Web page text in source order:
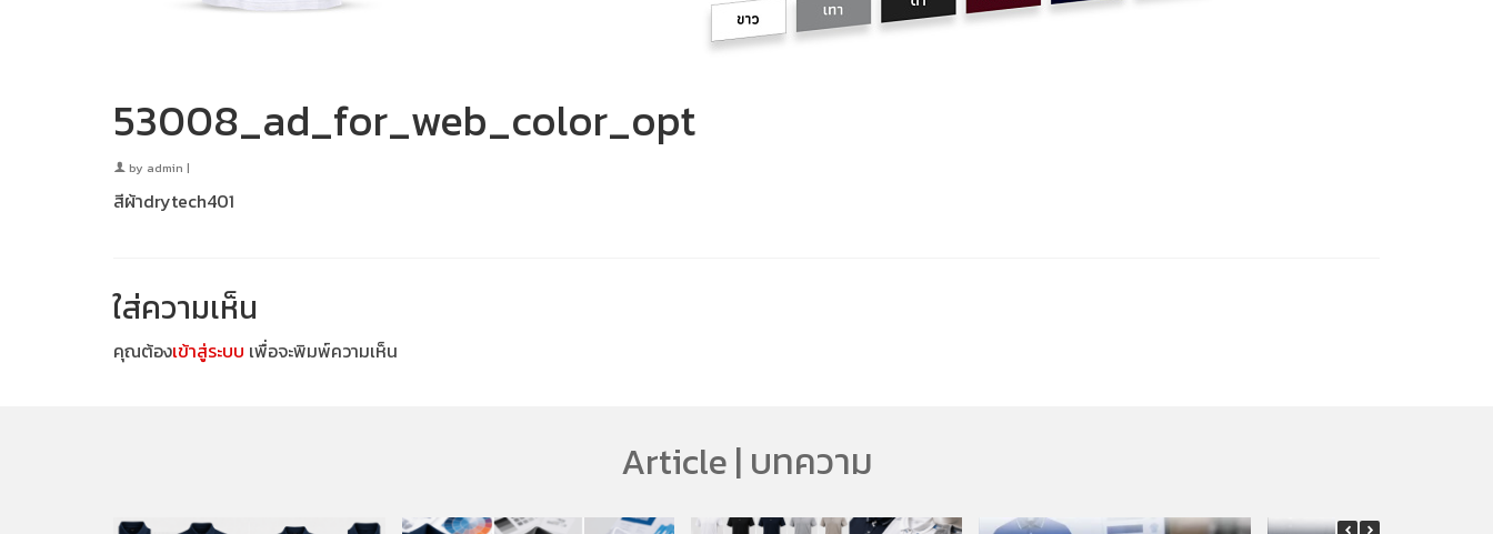
53008_ad_for_web_color_opt
by admin |
สีผ้าdrytech401
ใส่ความเห็น
คุณต้องเข้าสู่ระบบ เพื่อจะพิมพ์ความเห็น
Article | บทความ